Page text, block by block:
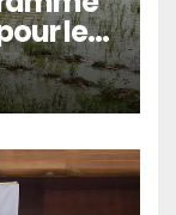
le